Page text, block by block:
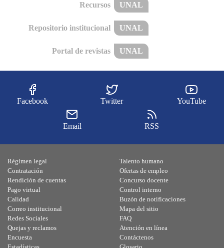
Recursos UNAL
Repositorio institucional UNAL
Portal de revistas UNAL
Facebook Twitter YouTube
Email RSS
Régimen legal
Contratación
Rendición de cuentas
Pago virtual
Calidad
Talento humano
Ofertas de empleo
Concurso docente
Control interno
Buzón de notificaciones
Correo institucional
Redes Sociales
Quejas y reclamos
Encuesta
Mapa del sitio
FAQ
Atención en línea
Contáctenos